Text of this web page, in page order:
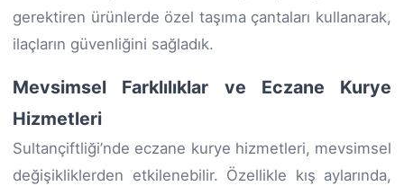
gerektiren ürünlerde özel taşıma çantaları kullanarak,
ilaçların güvenliğini sağladık.
Mevsimsel Farklılıklar ve Eczane Kurye
Hizmetleri
Sultançiftliği’nde eczane kurye hizmetleri, mevsimsel
değişikliklerden etkilenebilir. Özellikle kış aylarında,